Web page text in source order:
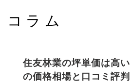
コラム
住友林業の坪単価は高
の価格相場と口コミ評判